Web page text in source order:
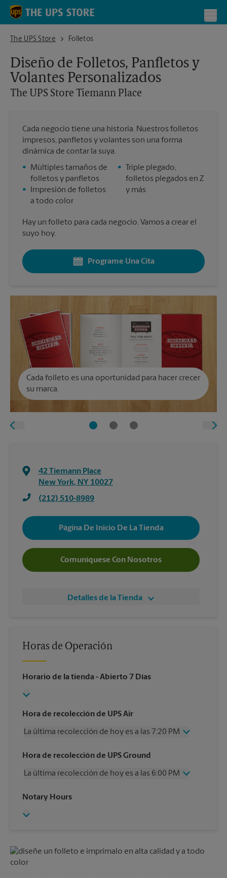
Skip to content
Return to Nav
The UPS Store
The UPS Store Tiemann Place
Folletos
Diseño de Folletos, Panfletos y
Volantes Personalizados
The UPS Store Tiemann Place
Cada negocio tiene una historia. Nuestros folletos
impresos, panfletos y volantes son una forma
dinámica de contar la suya.
•
Múltiples tamaños de
folletos y panfletos
•
Impresión de folletos
a todo color
•
Triple plegado,
folletos plegados en Z
y más
Hay un folleto para cada negocio. Vamos a crear el
suyo hoy.
Programe Una Cita
Cada folleto es una oportunidad para hacer crecer
su marca.
42 Tiemann Place
New York, NY 10027
(212) 510-8989
Página De Inicio De La Tienda
Comuníquese Con Nosotros
Detalles de la Tienda
Horas de Operación
Horario de la tienda - Abierto 7 Días
Hora de recolección de UPS Air
La última recolección de hoy es a las 7:20 PM
Miércoles
7:20 PM
Viernes
7:20 PM
Domingo
Hora de recolección de UPS Ground
La última recolección de hoy es a las 6:00 PM
Miércoles
Viernes
Lunes
6:00 PM
Martes
Notary Hours